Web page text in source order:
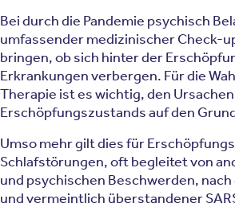
Bei durch die Pandemie psychisch
umfassender medizinischer Check-
bringen, ob sich hinter der
Erkrankungen verbergen. Für die
Therapie ist es wichtig, den
Erschöpfungszustands auf den
Umso mehr gilt dies für
Schlafstörungen, oft begleitet von
und psychischen Beschwerden,
und vermeintlich überstandener